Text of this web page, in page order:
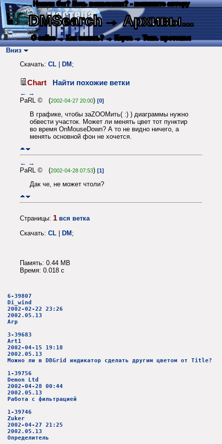
Нашли баг? Есть пожелания? - напишите автору
DMSearch→ Архивы...
О сайте → Как искать? → Карта → Текс. протокол
Вниз
Скачать: CL DM ;
Chart Найти похожие ветки
← →
PaRL © (2002-04-27 20:00) [0]
В графике, чтобы заZOOMить( :) ) диаграммы нужно
обвести участок. Может ли менять цвет тот пунктир
во время OnMouseDown? А то не видно ничего, а
менять основной фон не хочется.
← →
PaRL © (2002-04-28 07:53) [1]
Дак че, не может чтоли?
Страницы: 1 вся ветка
Скачать: CL DM ;
Память: 0.44 MB
Время: 0.018 c
6-39807
Di_wind
2002-02-22 23:26
2002.05.13
Arp
3-39683
Art1
2002-04-15 19:18
2002.05.13
Можно ли в DBGrid индикатор сделать другим цветом от Title?
1-39756
Demon Ltd
2002-04-28 00:44
2002.05.13
Работа с фильтрацией
1-39746
Zuker
2002-04-27 21:25
2002.05.13
Определитель